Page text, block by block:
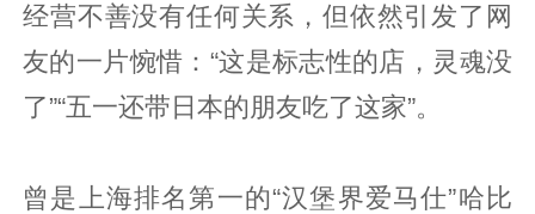
经营不善没有任何关系，但依然引发了网
友的一片惋惜：“这是标志性的店，灵魂没
了”“五一还带日本的朋友吃了这家”。
曾是上海排名第一的“汉堡界爱马仕”哈比